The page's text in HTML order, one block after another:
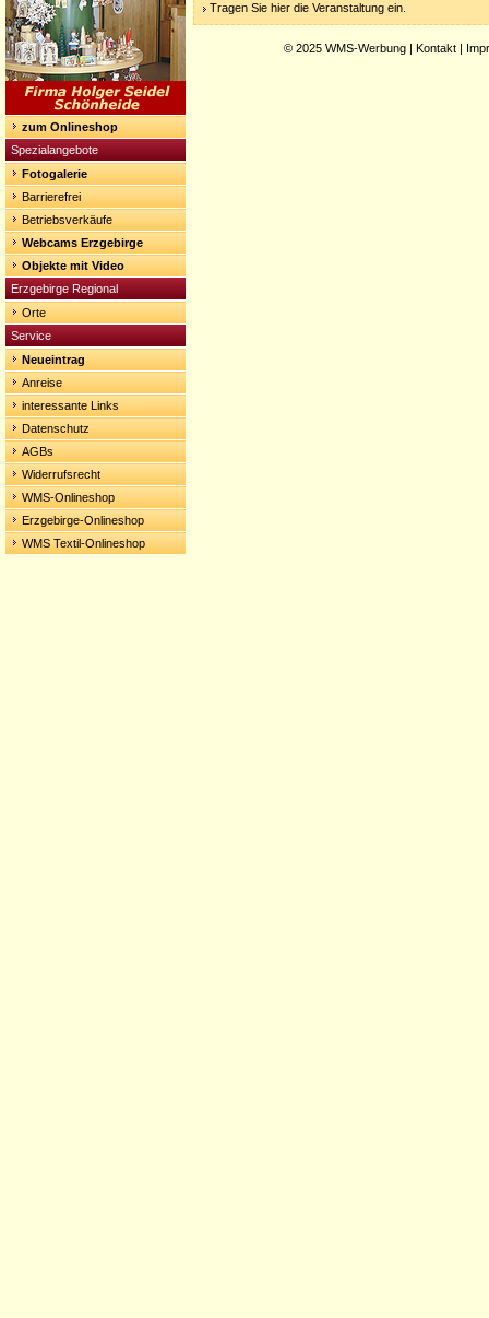
zum Onlineshop
Spezialangebote
Fotogalerie
Barrierefrei
Betriebsverkäufe
Webcams Erzgebirge
Objekte mit Video
Erzgebirge Regional
Orte
Service
Neueintrag
Anreise
interessante Links
Datenschutz
AGBs
Widerrufsrecht
WMS-Onlineshop
Erzgebirge-Onlineshop
WMS Textil-Onlineshop
Tragen Sie hier die Veranstaltung ein.
© 2025 WMS-Werbung | Kontakt |